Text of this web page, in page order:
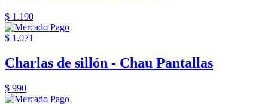
$ 1.190
$ 1.071
Charlas de sillón - Chau Pantallas
$ 990